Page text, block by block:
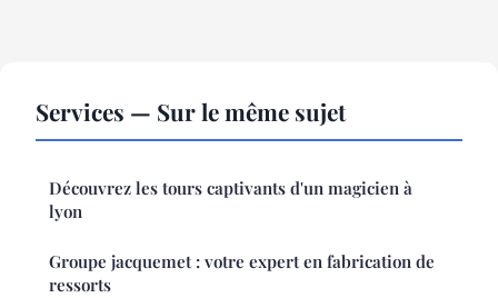
Services — Sur le même sujet
Découvrez les tours captivants d'un magicien à
lyon
Groupe jacquemet : votre expert en fabrication de
ressorts